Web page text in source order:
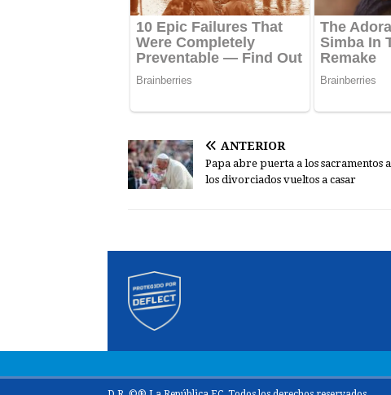
ANTERIOR
Papa abre puerta a los sacramentos a
los divorciados vueltos a casar